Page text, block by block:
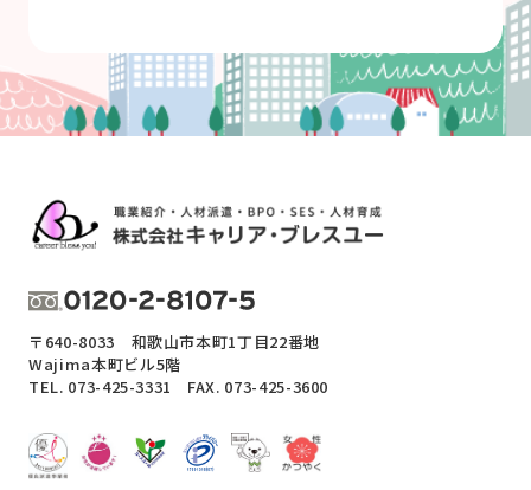
〒640-8033 和歌山市本町1丁目22番地
Wajima本町ビル5階
TEL. 073-425-3331 FAX. 073-425-3600